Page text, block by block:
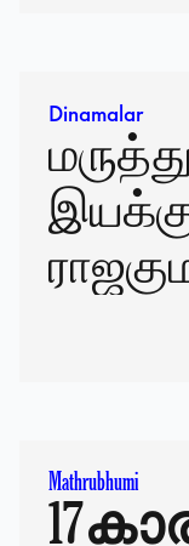
Dinamalar
Mathrubhumi